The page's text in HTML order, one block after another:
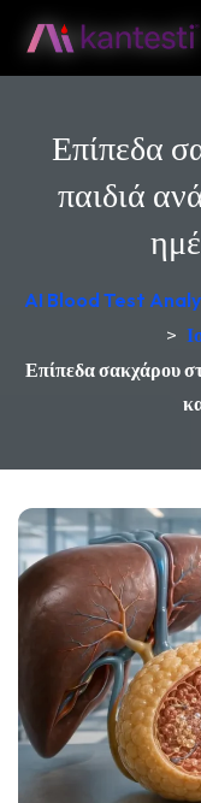
Επίπεδα
παιδιά
AI Blood Test
>
Επίπεδα σακχάρου